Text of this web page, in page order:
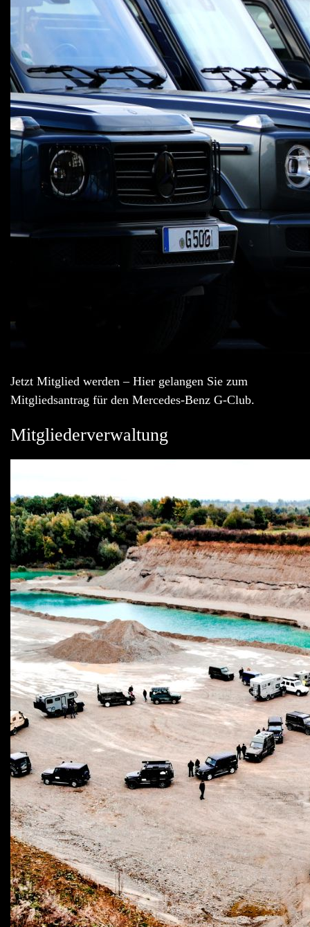
Jetzt Mitglied werden – Hier gelangen Sie zum
Mitgliedsantrag für den Mercedes-Benz G-Club.
Mitgliederverwaltung